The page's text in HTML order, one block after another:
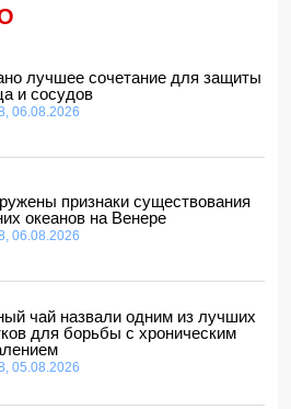
контракта Наримана Ахундзаде
назначил на новую должность
на 7 августа
в Азовском и Чёрном
лучшее сочетание для защиты
и сосудов
06.08.2026
признаки существования
океанов на Венере
06.08.2026
чай назвали одним из лучших
для борьбы с хроническим
05.08.2026